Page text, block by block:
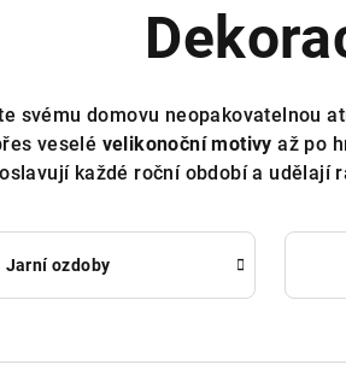
svému domovu neopakovatelnou
veselé velikonoční motivy až po
každé roční období a udělají
Jarní ozdoby